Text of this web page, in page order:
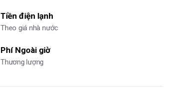
Tiền điện lạnh
Theo giá nhà nước
Phí Ngoài giờ
Thương lượng